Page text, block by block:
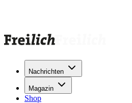
Nachrichten
Magazin
Shop